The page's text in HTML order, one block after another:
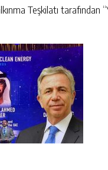
Teşkilatı tarafından